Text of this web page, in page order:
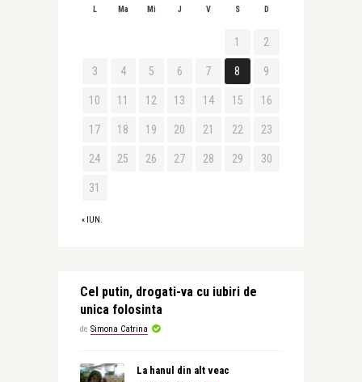
L Ma Mi J V S D
« IUN.
1 2
3 4 5 6 7 8 9
10 11 12 13 14 15 16
17 18 19 20 21 22 23
24 25 26 27 28 29 30
31
Cel putin, drogati-va cu iubiri de
unica folosinta
de Simona Catrina
La hanul din alt veac